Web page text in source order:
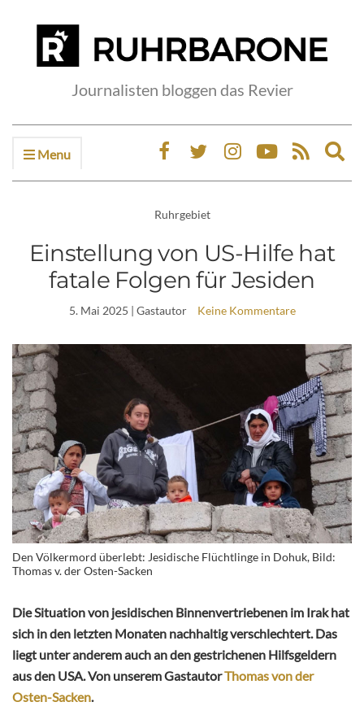
Journalisten bloggen das Revier
Menu
Ruhrgebiet
Einstellung von US-Hilfe hat
fatale Folgen für Jesiden
5. Mai 2025 | Gastautor Keine Kommentare
Den Völkermord überlebt: Jesidische Flüchtlinge in Dohuk, Bild:
Thomas v. der Osten-Sacken
Die Situation von jesidischen Binnenvertriebenen im Irak hat
sich in den letzten Monaten nachhaltig verschlechtert. Das
liegt unter anderem auch an den gestrichenen Hilfsgeldern
aus den USA. Von unserem GastautorThomas von der
Osten-Sacken.